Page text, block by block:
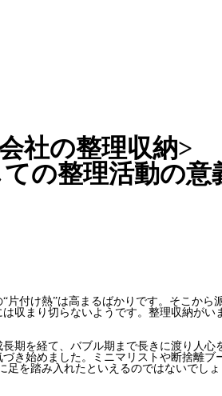
社の整理収納>
の整理活動の意
付け熱”は高まるばかりです。そこから
収まり切らないようです。整理収納が
期を経て、バブル期まで長きに渡り人心
き始めました。ミニマリストや断捨離
足を踏み入れたといえるのではないでし